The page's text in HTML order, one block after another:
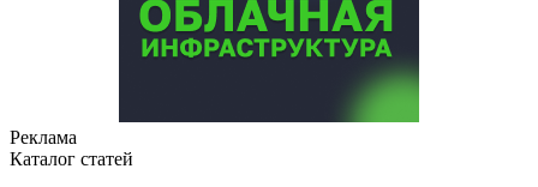
Реклама
Каталог статей